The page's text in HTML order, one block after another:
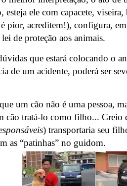
esteja ele com capacete,
pior, acreditem!), configura,
de proteção aos animais.
que estará colocando o
de um acidente, poderá ser
um cão não é uma pessoa,
cão tratá-lo como filho... Creio
) transportaria seu
as “patinhas” no guidom.